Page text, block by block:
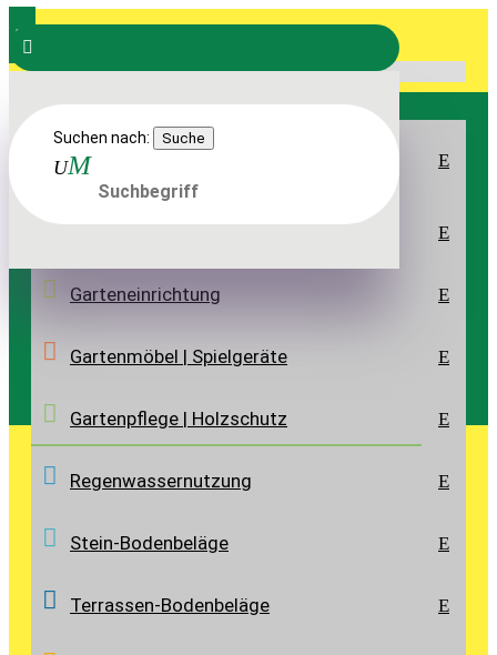
a
SORTIMENT
Boden- und Hangbefestigung | Stufen |
Mauern
E
E
Garteneinrichtung E
Gartenmöbel | Spielgeräte E
Gartenpflege | Holzschutz E
Regenwasser­nutzung E
Stein-Bodenbeläge E
Terrassen-Bodenbeläge E

Suchen nach:
HOLZSCHUTZMITTEL